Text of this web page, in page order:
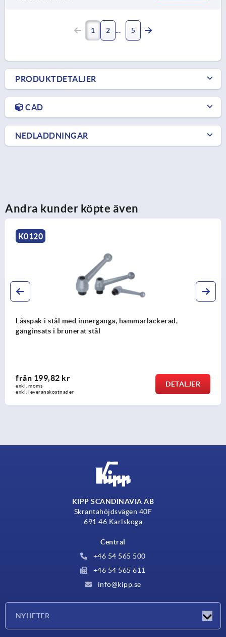
1 2 5
PRODUKTDETALJER
CAD
NEDLADDNINGAR
Andra kunder köpte även
K0120
Låsspak i stål med innergänga, hammarlackerad,
gänginsats i brunerat stål
från 199,82 kr
exkl. moms
exkl. leveranskostnader
DETALJER
KIPP SCANDINAVIA AB
Skrantahöjdsvägen 40F
691 46 Karlskoga
Central
+46 54 565 500
+46 54 565 611
info@kipp.se
NYHETER